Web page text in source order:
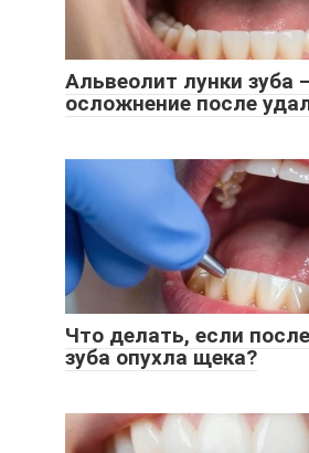
Альвеолит лунки зуба
осложнение после
Что делать, если
зуба опухла щека?